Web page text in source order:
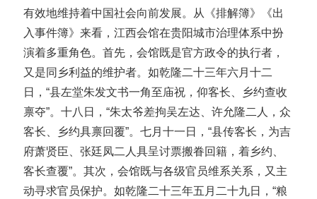
有效地维持着中国社会向前发展。从《排解簿》《出
入事件簿》来看，江西会馆在贵阳城市治理体系中扮
演着多重角色。首先，会馆既是官方政令的执行者，
又是同乡利益的维护者。如乾隆二十三年六月十二
日，“县左堂朱发文书一角至庙祝，仰客长、乡约查收
禀夺”。十八日，“朱太爷差拘吴左达、许允隆二人，众
客长、乡约具禀回覆”。七月十一日，“县传客长，为吉
府萧贤臣、张廷凤二人具呈讨票搬眷回籍，着乡约、
客长查覆”。其次，会馆既与各级官员维系关系，又主
动寻求官员保护。如乾隆二十三年五月二十九日，“粮